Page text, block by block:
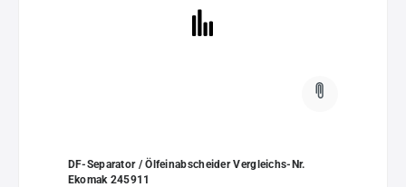
DF-Separator / Ölfeinabscheider Vergleichs-Nr.
Ekomak 245911